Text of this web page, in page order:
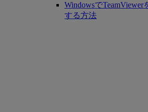
Windowsで
する方法